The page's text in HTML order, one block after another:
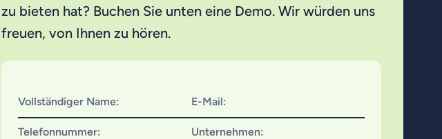
zu bieten hat? Buchen Sie unten eine Demo. Wir würden uns
freuen, von Ihnen zu hören.
Vollständiger Name: E-Mail:
Telefonnummer:
Unternehmen: